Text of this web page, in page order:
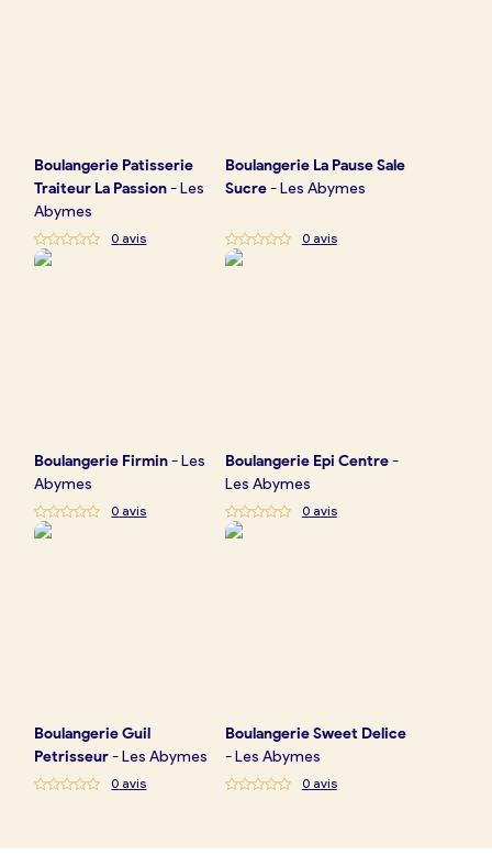
Boulangerie Patisserie
Traiteur La Passion-Les
Abymes
0 avis
Boulangerie La Pause Sale
Sucre-Les Abymes
0avis
Boulangerie Firmin-Les
Abymes
0 avis
Boulangerie Epi Centre-
Les Abymes
0avis
BoulangerieGuil
Petrisseur-Les Abymes
0 avis
BoulangerieSweet Delice
-Les Abymes
0avis